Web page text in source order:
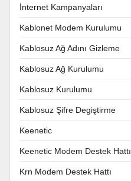
İnternet Kampanyaları
Kablonet Modem Kurulumu
Kablosuz Ağ Adını Gizleme
Kablosuz Ağ Kurulumu
Kablosuz Kurulumu
Kablosuz Şifre Degiştirme
Keenetic
Keenetic Modem Destek Hattı
Krn Modem Destek Hattı